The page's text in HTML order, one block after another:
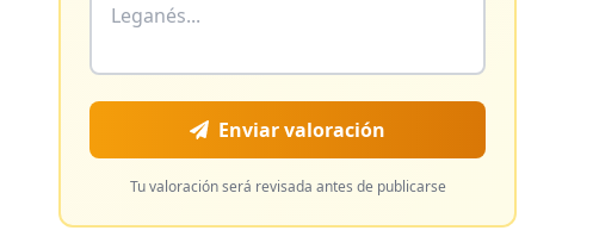
Enviar valoración
Tu valoración será revisada antes de publicarse